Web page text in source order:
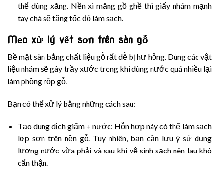
thể dùng xăng. Nền xi măng gồ ghề thì giấy nhám mạnh
tay chà sẽ tăng tốc độ làm sạch.
Mẹo xử lý vết sơn trên sàn gỗ
Bề mặt sàn bằng chất liệu gỗ rất dễ bị hư hỏng. Dùng các vật
liệu nhám sẽ gây trầy xước trong khi dùng nước quá nhiều lại
làm phồng rộp gỗ.
Bạn có thể xử lý bằng những cách sau:
Tạo dung dịch giấm + nước: Hỗn hợp này có thể làm sạch
lớp sơn trên nền gỗ. Tuy nhiên, bạn cần lưu ý sử dụng
lượng nước vừa phải và sau khi vệ sinh sạch nên lau khô
cẩn thận.